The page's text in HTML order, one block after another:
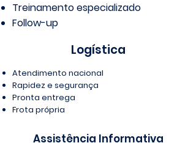
Treinamento especializado
Follow-up
Logística
Atendimento nacional
Rapidez e segurança
Pronta entrega
Frota própria
Assistência Informativa